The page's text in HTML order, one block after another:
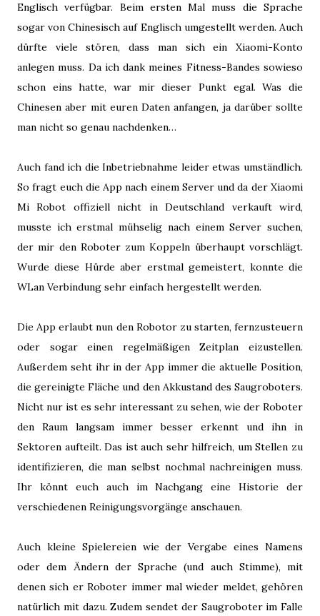
Englisch verfügbar. Beim ersten Mal muss die Sprache
sogar von Chinesisch auf Englisch umgestellt werden. Auch
dürfte viele stören, dass man sich ein Xiaomi-Konto
anlegen muss. Da ich dank meines Fitness-Bandes sowieso
schon eins hatte, war mir dieser Punkt egal. Was die
Chinesen aber mit euren Daten anfangen, ja darüber sollte
man nicht so genau nachdenken…
Auch fand ich die Inbetriebnahme leider etwas umständlich.
So fragt euch die App nach einem Server und da der Xiaomi
Mi Robot offiziell nicht in Deutschland verkauft wird,
musste ich erstmal mühselig nach einem Server suchen,
der mir den Roboter zum Koppeln überhaupt vorschlägt.
Wurde diese Hürde aber erstmal gemeistert, konnte die
WLan Verbindung sehr einfach hergestellt werden.
Die App erlaubt nun den Robotor zu starten, fernzusteuern
oder sogar einen regelmäßigen Zeitplan eizustellen.
Außerdem seht ihr in der App immer die aktuelle Position,
die gereinigte Fläche und den Akkustand des Saugroboters.
Nicht nur ist es sehr interessant zu sehen, wie der Roboter
den Raum langsam immer besser erkennt und ihn in
Sektoren aufteilt. Das ist auch sehr hilfreich, um Stellen zu
identifizieren, die man selbst nochmal nachreinigen muss.
Ihr könnt euch auch im Nachgang eine Historie der
verschiedenen Reinigungsvorgänge anschauen.
Auch kleine Spielereien wie der Vergabe eines Namens
oder dem Ändern der Sprache (und auch Stimme), mit
denen sich er Roboter immer mal wieder meldet, gehören
natürlich mit dazu. Zudem sendet der Saugroboter im Falle